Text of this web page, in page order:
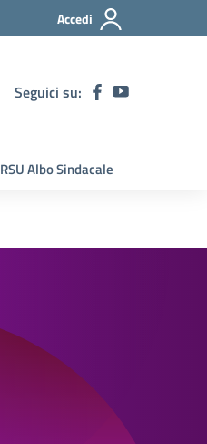
Accedi
Seguici su:
RSU Albo Sindacale